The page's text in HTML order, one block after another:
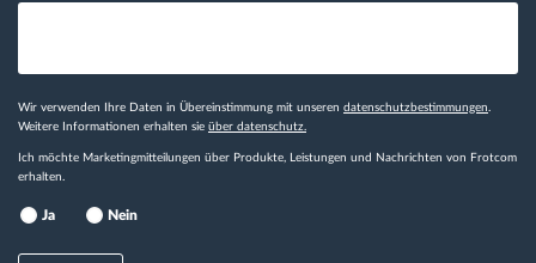
Wir verwenden Ihre Daten in Übereinstimmung mit unseren datenschutzbestimmungen
Weitere Informationen erhalten sie über datenschutz.
Ich möchte Marketingmitteilungen über Produkte, Leistungen und Nachrichten von Frotcom
erhalten.
Ja Nein